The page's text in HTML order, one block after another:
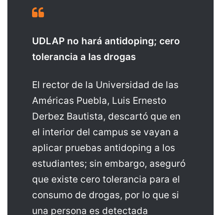
UDLAP no hará antidoping; cero
tolerancia a las drogas
El rector de la Universidad de las
Américas Puebla, Luis Ernesto
Derbez Bautista, descartó que en
el interior del campus se vayan a
aplicar pruebas antidoping a los
estudiantes; sin embargo, aseguró
que existe cero tolerancia para el
consumo de drogas, por lo que si
una persona es detectada